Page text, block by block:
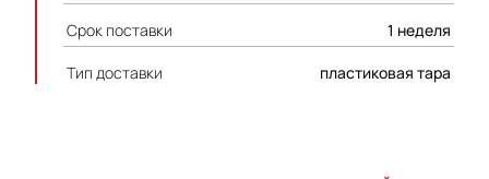
Срок поставки 1 неделя
Тип доставки пластиковая тара